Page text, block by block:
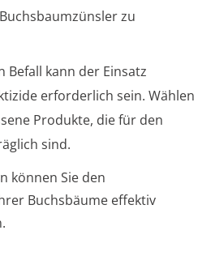
zu
Befall kann der Einsatz
erforderlich sein. Wählen
Produkte, die für den
sind.
können Sie den
Buchsbäume effektiv